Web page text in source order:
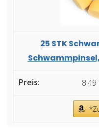
25 STK
8,49